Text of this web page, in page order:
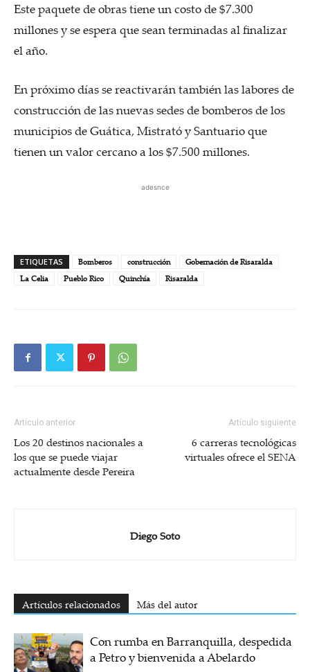
Este paquete de obras tiene un costo de $7.300
millones y se espera que sean terminadas al finalizar
el año.
En próximo días se reactivarán también las labores de
construcción de las nuevas sedes de bomberos de los
municipios de Guática, Mistrató y Santuario que
tienen un valor cercano a los $7.500 millones.
adesnce
ETIQUETAS Bomberos construcción
Gobernación de Risaralda
La Celia
Pueblo Rico Quinchía Risaralda
Artículo anterior
Los 20 destinos nacionales a
los que se puede viajar
actualmente desde Pereira
Artículo siguiente
6 carreras tecnológicas
virtuales ofrece el SENA
Diego Soto
Artículos relacionados Más del autor
Con rumba en Barranquilla, despedida
a Petro y bienvenida a Abelardo